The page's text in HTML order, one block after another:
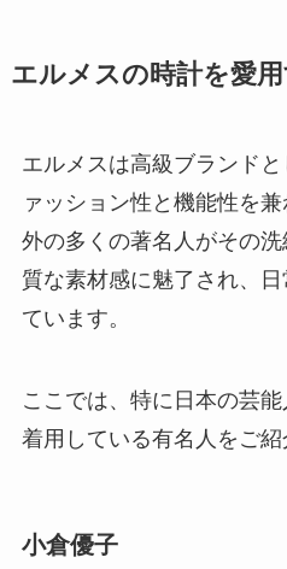
エルメスの時計を愛
エルメスは高級ブランド
ァッション性と機能性を
外の多くの著名人がその
質な素材感に魅了され、
ています。
ここでは、特に日本の芸
着用している有名人をご紹
小倉優子